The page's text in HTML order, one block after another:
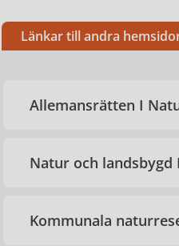
Länkar till andra
Allemansrätten I
Natur och landsbygd
Kommunala